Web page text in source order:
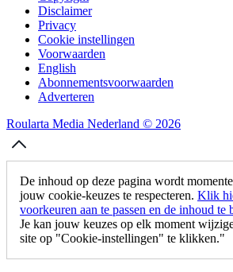
Disclaimer
Privacy
Cookie instellingen
Voorwaarden
English
Abonnementsvoorwaarden
Adverteren
Roularta Media Nederland © 2026
De inhoud op deze pagina wordt
jouw cookie-keuzes te respecteren. Klik
voorkeuren aan te passen en de inhoud te
Je kan jouw keuzes op elk moment
site op "Cookie-instellingen" te klikken."